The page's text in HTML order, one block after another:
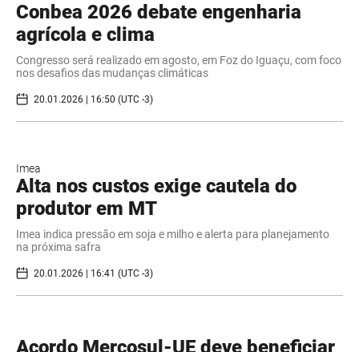
Conbea 2026 debate engenharia
agrícola e clima
Congresso será realizado em agosto, em Foz do Iguaçu, com foco
nos desafios das mudanças climáticas
20.01.2026 | 16:50 (UTC -3)
Imea
Alta nos custos exige cautela do
produtor em MT
Imea indica pressão em soja e milho e alerta para planejamento
na próxima safra
20.01.2026 | 16:41 (UTC -3)